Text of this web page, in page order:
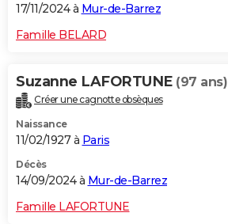
17/11/2024 à Mur-de-Barrez
Famille BELARD
Suzanne LAFORTUNE (97 ans)
Créer une cagnotte obsèques
Naissance
11/02/1927 à Paris
Décès
14/09/2024 à Mur-de-Barrez
Famille LAFORTUNE